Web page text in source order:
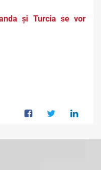
și Turcia se vor